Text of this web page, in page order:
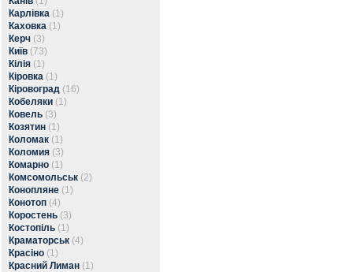
Карлівка (1)
Каховка (1)
Керч (3)
Київ (73)
Кілія (1)
Кіровка (1)
Кіровоград (16)
Кобеляки (1)
Ковель (3)
Козятин (1)
Коломак (1)
Коломия (3)
Комарно (1)
Комсомольськ (2)
Конопляне (1)
Конотоп (4)
Коростень (3)
Костопіль (1)
Краматорськ (4)
Красіно (1)
Красний Лиман (1)